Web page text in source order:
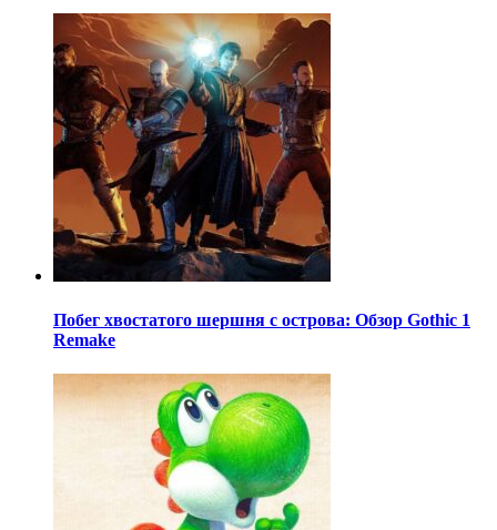
Побег хвостатого шершня с острова: Обзор Gothic 1
Remake